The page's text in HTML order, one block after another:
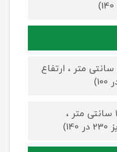
طول 105 سانتی متر ، عرض 15 سانتی متر ، ارتفاع
طول 145 سانتی متر ، عرض 15 سانتی متر ،